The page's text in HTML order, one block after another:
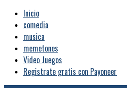
Inicio
comedia
musica
memetones
Video Juegos
Registrate gratis con Payoneer